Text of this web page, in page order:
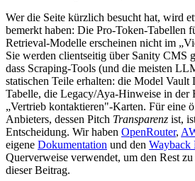
Wer die Seite kürzlich besucht hat, wird
bemerkt haben: Die Pro-Token-Tabellen
Retrieval-Modelle erscheinen nicht im
Sie werden clientseitig über Sanity CMS
dass Scraping-Tools (und die meisten
statischen Teile erhalten: die Model Vault
Tabelle, die Legacy/Aya-Hinweise in der
„Vertrieb kontaktieren"-Karten. Für eine
Anbieters, dessen Pitch Transparenz ist,
Entscheidung. Wir haben OpenRouter,
eigene Dokumentation und den Wayback
Querverweise verwendet, um den Rest
dieser Beitrag.